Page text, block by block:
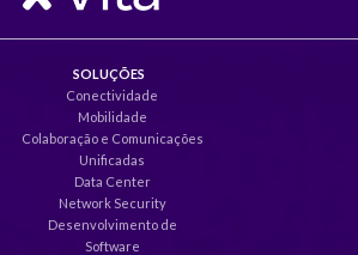
SOLUÇÕES
Conectividade
Mobilidade
Colaboração e Comunicações
Unificadas
Data Center
Network Security
Desenvolvimento de
Software